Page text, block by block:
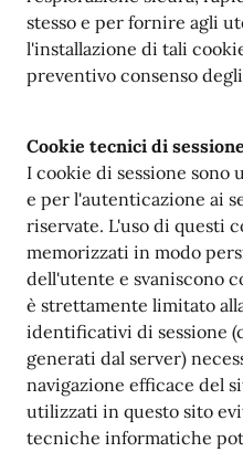
stesso e per fornire agli
l'installazione di tali
preventivo consenso
Cookie tecnici di sessione
I cookie di sessione sono
e per l'autenticazione ai
riservate. L'uso di questi
memorizzati in modo
dell'utente e svaniscono
è strettamente limitato
identificativi di sessione
generati dal server)
navigazione efficace del
utilizzati in questo sito
tecniche informatiche